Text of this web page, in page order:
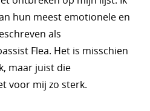
hun meest emotionele en
als
Flea. Het is misschien
maar juist die
voor mij zo sterk.